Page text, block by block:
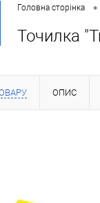
Головна сторінка •
Точилка
ОПИС